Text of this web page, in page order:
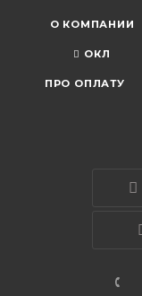
О КОМПАНИИ
ОКЛ
ПРО ОПЛАТУ